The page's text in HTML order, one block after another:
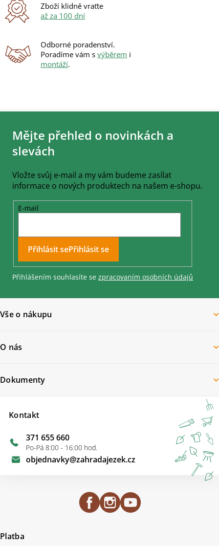
Zboží klidně vraťte
až za 100 dní
Odborné poradenství.
Poradíme vám s výběrem i
montáží.
Z
Mějte přehled o novinkách a
slevách
Vložte svůj e-mail a my vám budeme zasílat
informace o nových produktech na našem e-shopu.
E-mail
Přihlásit se
Přihlášením souhlasíte se zpracovaním osobních údajů
Vše o nákupu
O nás
Kontakt
objednavky@zahradajezek.cz
371 655 660
Po-Pá 8:00 - 16:00 hod.
Dokumenty
Platba